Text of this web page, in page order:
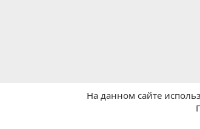
Покупки в Китае Поиск
На данном сайте